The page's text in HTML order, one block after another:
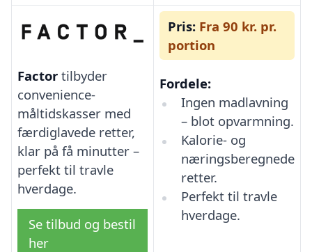
Factor tilbyder
convenience-
måltidskasser med
færdiglavede retter,
klar på få minutter –
perfekt til travle
hverdage.
Se tilbud og bestil
her
Pris: Fra 90 kr. pr.
portion
Fordele:
Ingen madlavning
– blot opvarmning.
Kalorie- og
næringsberegnede
retter.
Perfekt til travle
hverdage.